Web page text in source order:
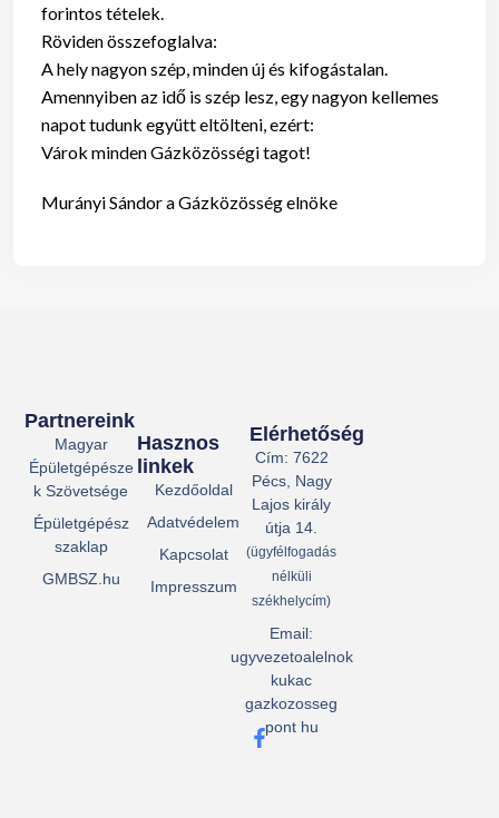
forintos tételek.
Röviden összefoglalva:
A hely nagyon szép, minden új és kifogástalan.
Amennyiben az idő is szép lesz, egy nagyon kellemes
napot tudunk együtt eltölteni, ezért:
Várok minden Gázközösségi tagot!
Murányi Sándor a Gázközösség elnöke
Elérhetőség
Cím: 7622
Pécs, Nagy
Lajos király
útja 14.
(ügyfélfogadás
nélküli
székhelycím)
Email:
ugyvezetoalelnok
kukac
gazkozosseg
pont hu
Hasznos
linkek
Kezdőoldal
Adatvédelem
Kapcsolat
Impresszum
Partnereink
Magyar
Épületgépésze
k Szövetsége
Épületgépész
szaklap
GMBSZ.hu